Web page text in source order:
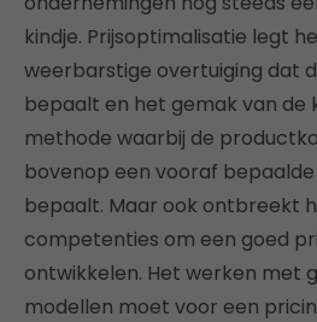
kindje. Prijsoptimalisatie legt
weerbarstige overtuiging dat
bepaalt en het gemak van de
methode waarbij de
bovenop een vooraf
bepaalt. Maar ook ontbreekt
competenties om een goed
ontwikkelen. Het werken met
modellen moet voor een